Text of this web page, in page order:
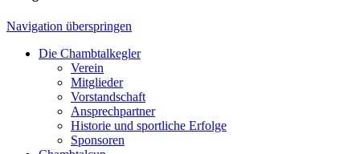
Navigation überspringen
Die Chambtalkegler
Verein
Mitglieder
Vorstandschaft
Ansprechpartner
Historie und sportliche Erfolge
Sponsoren